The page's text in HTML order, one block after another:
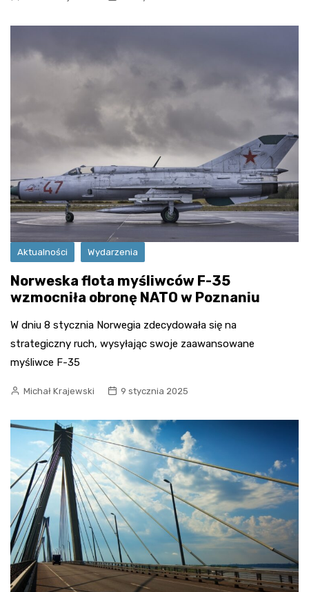
Aktualności Wydarzenia
Norweska flota myśliwców F-35
wzmocniła obronę NATO w Poznaniu
W dniu 8 stycznia Norwegia zdecydowała się na
strategiczny ruch, wysyłając swoje zaawansowane
myśliwce F-35
Michał Krajewski 9 stycznia 2025